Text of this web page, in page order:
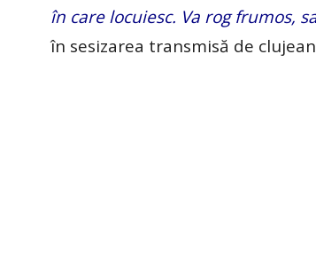
în care locuiesc. Va rog frumos,
în sesizarea transmisă de